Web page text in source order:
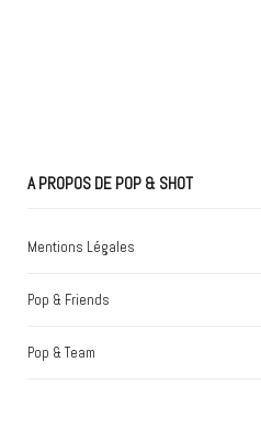
A PROPOS DE POP & SHOT
Mentions Légales
Pop & Friends
Pop & Team